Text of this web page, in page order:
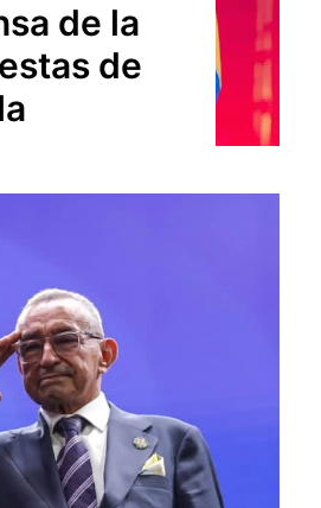
de la
de